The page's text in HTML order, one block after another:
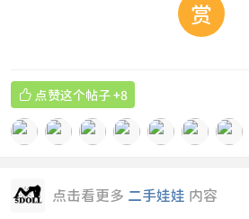
赏
 点赞这个帖子 +8
点击看更多 二手娃娃 内容